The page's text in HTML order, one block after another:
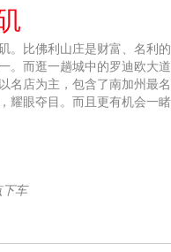
。比佛利山庄是财富、名利的
。而逛一趟城中的罗迪欧大道
名店为主，包含了南加州最名
耀眼夺目。而且更有机会一睹
下车